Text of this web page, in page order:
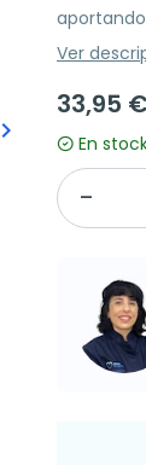
Siguiente
keyboard_arrow_right
Ver
33,95
En